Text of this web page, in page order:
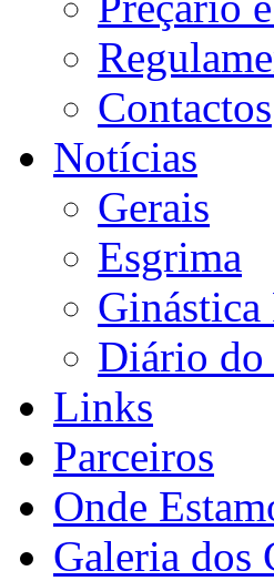
Contactos
Notícias
Gerais
Esgrima
Diário do
Links
Parceiros
Onde
Galeria dos